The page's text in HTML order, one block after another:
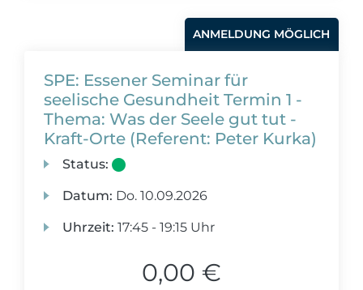
ANMELDUNG MÖGLICH
SPE: Essener Seminar für
seelische Gesundheit Termin 1 -
Thema: Was der Seele gut tut -
Kraft-Orte (Referent: Peter Kurka)
Status:
Datum: Do. 10.09.2026
Uhrzeit: 17:45 - 19:15 Uhr
0,00 €